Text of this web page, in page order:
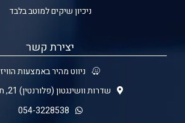
ניכיון שיקים למוטב בלבד
יצירת קשר
ניווט מהיר באמצעות הוויז
שדרות וושינגטון (פלורנטין) 21, תל אביב
054-3228538